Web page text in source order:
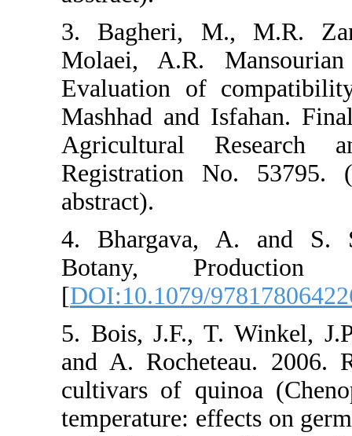
3.
Molaei,
Evaluation
Mashhad
4.
Botany,
[
5. Bois,
and A.
cultivars of